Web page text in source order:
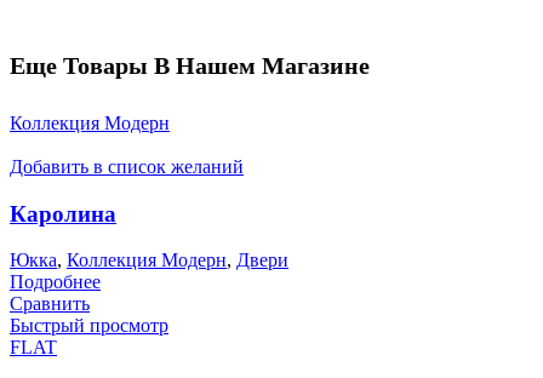
Еще Товары В Нашем Магазине
Коллекция Модерн
Добавить в список желаний
Каролина
Юкка, Коллекция Модерн, Двери
Подробнее
Сравнить
Быстрый просмотр
FLAT